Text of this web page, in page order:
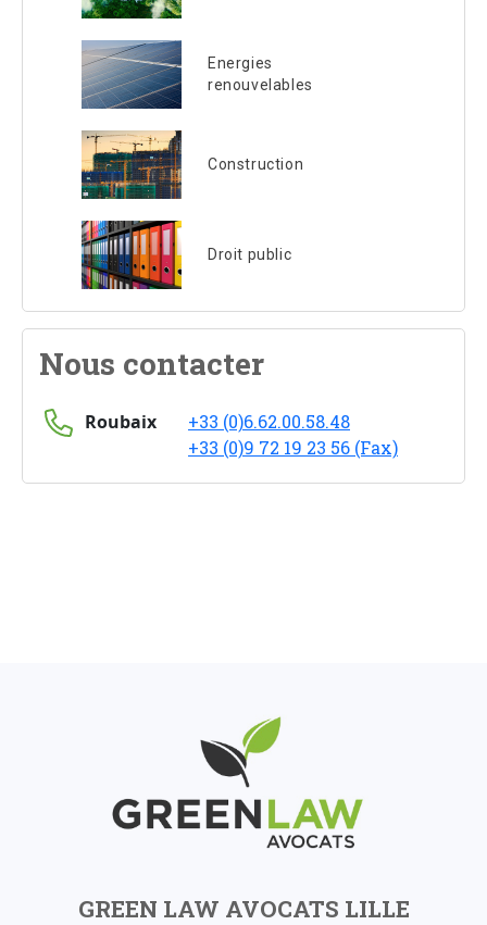
Energies
renouvelables
Construction
Droit public
Nous contacter
Roubaix
+33 (0)6.62.00.58.48
+33 (0)9 72 19 23 56 (Fax)
GREEN LAW AVOCATS LILLE